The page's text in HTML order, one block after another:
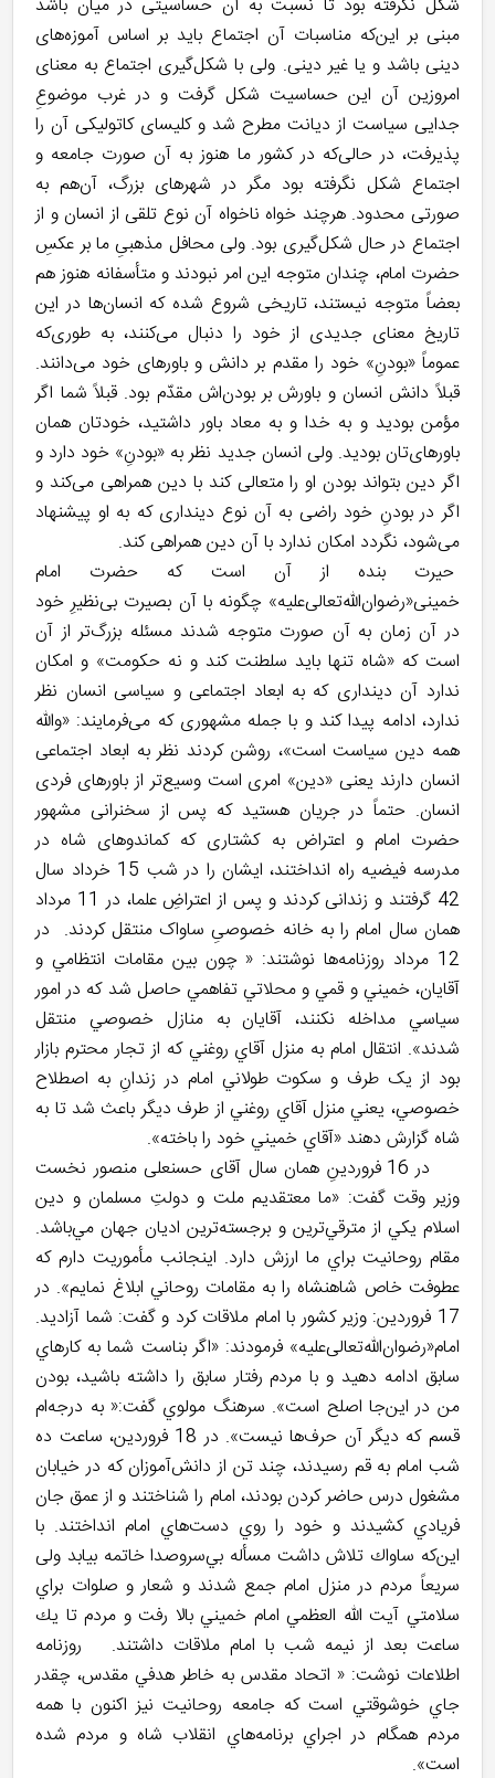
مبنی بر این‌که مناسبات آن اجتماع باید بر اساس آموزه‌های
دینی باشد و یا غیر دینی. ولی با شکل‌گیری اجتماع به معنای
امروزین آن این حساسیت شکل گرفت و در غرب موضوعِ
جدایی سیاست از دیانت مطرح شد و کلیسای کاتولیکی آن را
پذیرفت، در حالی‌که در کشور ما هنوز به آن صورت جامعه و
اجتماع شکل نگرفته بود مگر در شهرهای بزرگ، آن‌هم به
صورتی محدود. هرچند خواه‌ ناخواه آن نوع تلقی از انسان و از
اجتماع در حال شکل‌گیری بود. ولی محافل مذهبیِ ما بر عکسِ
حضرت امام، چندان متوجه این امر نبودند و متأسفانه هنوز هم
بعضاً متوجه نیستند، تاریخی شروع شده که انسان‌ها در این
تاریخ معنای جدیدی از خود را دنبال می‌کنند، به طوری‌که
عموماً «بودنِ» خود را مقدم بر دانش و باورهای خود می‌دانند.
قبلاً دانش انسان و باورش بر بودن‌اش مقدّم بود. قبلاً شما اگر
مؤمن بودید و به خدا و به معاد باور داشتید، خودتان همان
باورهای‌تان بودید. ولی انسان جدید نظر به «بودنِ» خود دارد و
اگر دین بتواند بودن او را متعالی کند با دین همراهی می‌کند و
اگر در بودنِ خود راضی به آن نوع دینداری که به او پیشنهاد
می‌شود، نگردد امکان ندارد با آن دین همراهی کند.
حیرت بنده از آن است که حضرت امام
خمینی«رضوان‌الله‌تعالی‌علیه» چگونه با آن بصیرت بی‌نظیرِ خود
در آن زمان به آن صورت متوجه شدند مسئله بزرگ‌تر از آن
است که «شاه تنها باید سلطنت کند و نه حکومت» و امکان
ندارد آن دینداری که به ابعاد اجتماعی و سیاسی انسان نظر
ندارد، ادامه پیدا کند و با جمله مشهوری که می‌فرمایند: «والله
همه دین سیاست است»، روشن کردند نظر به ابعاد اجتماعی
انسان دارند یعنی «دین» امری است وسیع‌تر از باورهای فردی
انسان. حتماً در جریان هستید که پس از سخنرانی مشهور
حضرت امام و اعتراض به کشتاری که کماندوهای شاه در
مدرسه فیضیه راه انداختند، ایشان را در شب 15 خرداد سال
42 گرفتند و زندانی کردند و پس از اعتراضِ علما، در 11 مرداد
همان سال امام را به خانه خصوصیِ ساواک منتقل کردند. در
12 مرداد روزنامه‌ها نوشتند: « چون بين مقامات انتظامي و
آقايان، خميني و قمي و محلاتي تفاهمي حاصل شد كه در امور
سياسي مداخله نكنند، آقايان به منازل خصوصي منتقل
شدند». انتقال امام به منزل آقاي روغني كه از تجار محترم بازار
بود از یک طرف و سكوت طولاني امام در زندانِ به اصطلاح
خصوصي، يعني منزل آقاي روغني از طرف دیگر باعث شد تا به
شاه گزارش دهند «آقاي خميني خود را باخته».
در 16 فروردينِ همان سال آقای حسنعلی منصور نخست
وزیر وقت گفت: «ما معتقديم ملت و دولتِ مسلمان و دين
اسلام يكي از مترقي‌ترين و برجسته‌ترين اديان جهان مي‌باشد.
مقام روحانيت براي ما ارزش دارد. اينجانب مأموريت دارم كه
عطوفت خاص شاهنشاه را به مقامات روحاني ابلاغ نمايم». در
17 فروردين: وزير كشور با امام ملاقات كرد و گفت: شما آزاديد.
امام«رضوان‌الله‌تعالی‌علیه» فرمودند: «اگر بناست شما به كارهاي
سابق ادامه دهيد و با مردم رفتار سابق را داشته باشيد، بودن
من در اين‌جا اصلح است». سرهنگ مولوي گفت:« به درجه‌ام
قسم كه ديگر آن حرف‌ها نيست». در 18 فروردين، ساعت ده
شب امام به قم رسيدند، چند تن از دانش‌آموزان كه در خيابان
مشغول درس حاضر كردن بودند، امام را شناختند و از عمق جان
فريادي كشيدند و خود را روي دست‌هاي امام انداختند. با
اين‌كه ساواك تلاش داشت مسأله بي‌سروصدا خاتمه بيابد ولی
سريعاً مردم در منزل امام جمع شدند و شعار و صلوات براي
سلامتي آيت اللّه ‌العظمي امام خميني بالا رفت و مردم تا يك
ساعت بعد از نيمه شب با امام ملاقات داشتند. روزنامه
اطلاعات نوشت: « اتحاد مقدس به خاطر هدفي مقدس، چقدر
جاي خوشوقتي است كه جامعه روحانيت نيز اكنون با همه
مردم همگام در اجراي برنامه‌هاي انقلاب شاه و مردم شده
است».